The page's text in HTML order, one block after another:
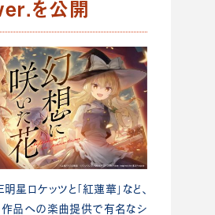
を公開
星ロケッツと「紅蓮華」など、
作品への楽曲提供で有名なシ